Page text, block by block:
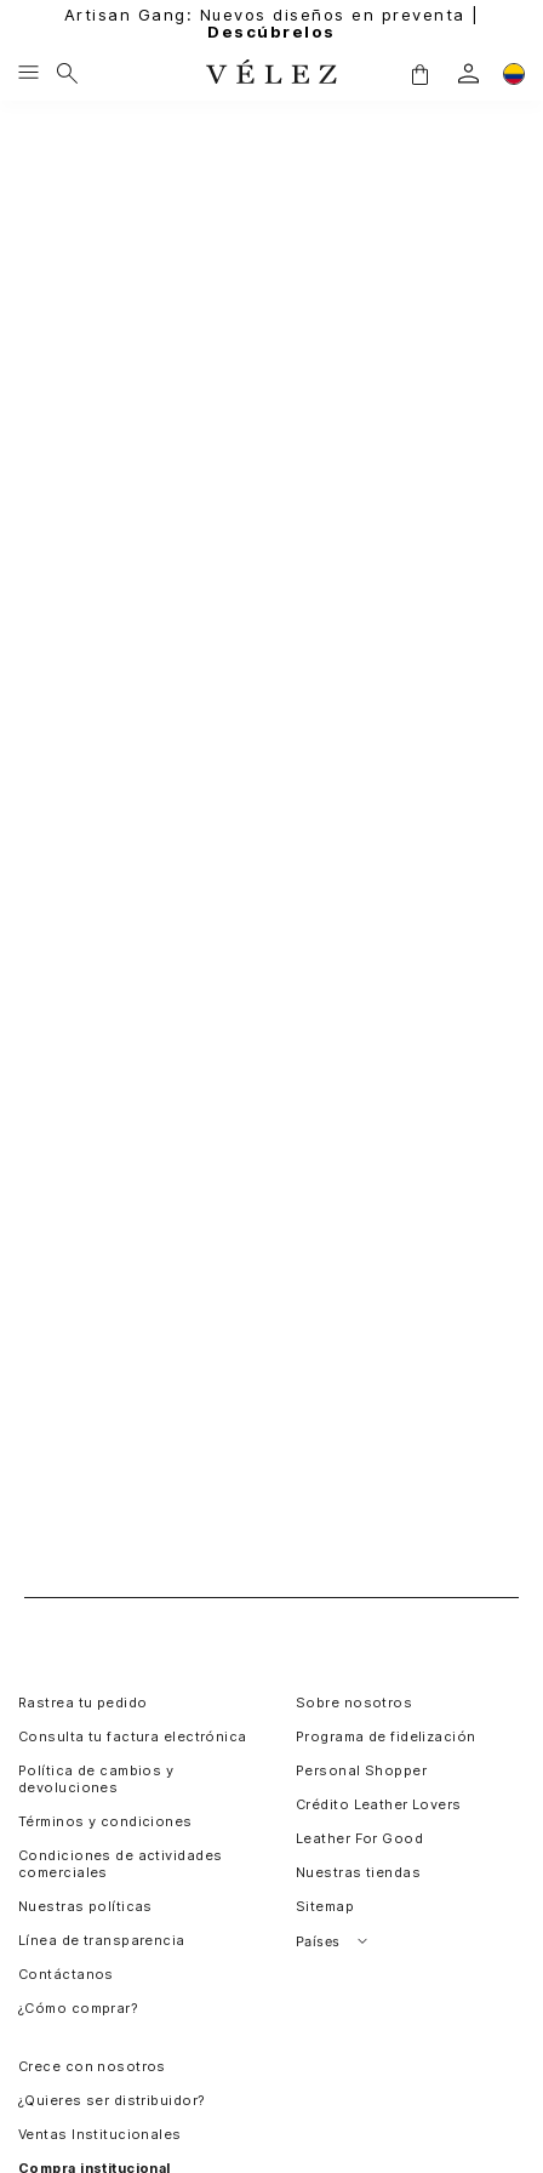
Artisan Gang: Nuevos diseños en preventa |
Descúbrelos
Rastrea tu pedido
Consulta tu factura electrónica
Política de cambios y
devoluciones
Términos y condiciones
Condiciones de actividades
comerciales
Nuestras políticas
Línea de transparencia
Contáctanos
¿Cómo comprar?
Sobre nosotros
Programa de fidelización
Personal Shopper
Crédito Leather Lovers
Leather For Good
Nuestras tiendas
Sitemap
Países
Crece con nosotros
¿Quieres ser distribuidor?
Ventas Institucionales
Compra institucional